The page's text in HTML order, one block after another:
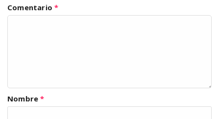
Comentario*
Nombre*